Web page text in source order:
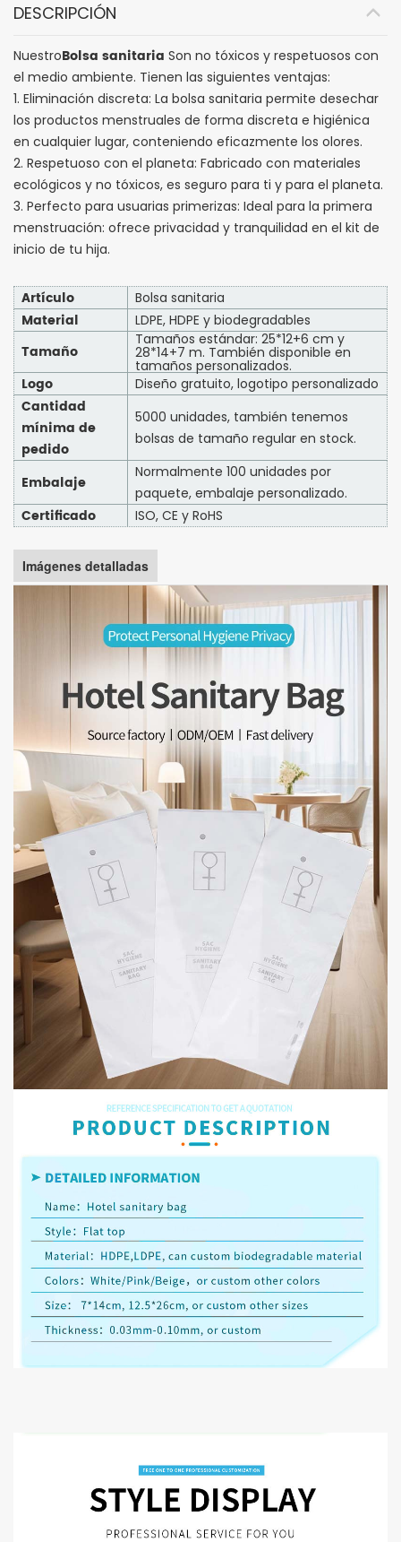
DESCRIPCIÓN
NuestroBolsa sanitaria Son no tóxicos y respetuosos con
el medio ambiente. Tienen las siguientes ventajas:
1. Eliminación discreta: La bolsa sanitaria permite desechar
los productos menstruales de forma discreta e higiénica
en cualquier lugar, conteniendo eficazmente los olores.
2. Respetuoso con el planeta: Fabricado con materiales
ecológicos y no tóxicos, es seguro para ti y para el planeta.
3. Perfecto para usuarias primerizas: Ideal para la primera
menstruación: ofrece privacidad y tranquilidad en el kit de
inicio de tu hija.
Artículo Bolsa sanitaria
Material LDPE, HDPE y biodegradables
Tamaño
Tamaños estándar: 25*12+6 cm y
28*14+7 m. También disponible en
tamaños personalizados.
Logo Diseño gratuito, logotipo personalizado
Cantidad
mínima de
pedido
5000 unidades, también tenemos
bolsas de tamaño regular en stock.
Embalaje
Normalmente 100 unidades por
paquete, embalaje personalizado.
Certificado ISO, CE y RoHS
Imágenes detalladas